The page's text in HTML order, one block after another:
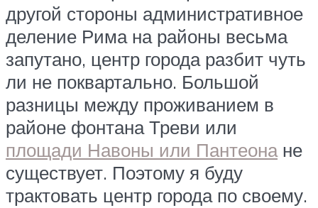
другой стороны административное
деление Рима на районы весьма
запутано, центр города разбит чуть
ли не поквартально. Большой
разницы между проживанием в
районе фонтана Треви или
площади Навоны или Пантеонане
существует. Поэтому я буду
трактовать центр города по своему.